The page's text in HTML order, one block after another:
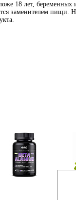
18 лет,
заменителем